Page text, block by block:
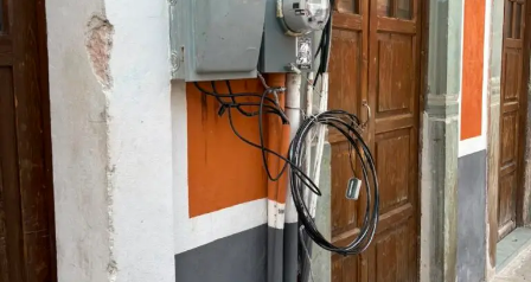
nuevos proyectos, mientras el legado de quienes
dedicaron décadas a la educación universitaria
permanece en las generaciones presentes y futuras.